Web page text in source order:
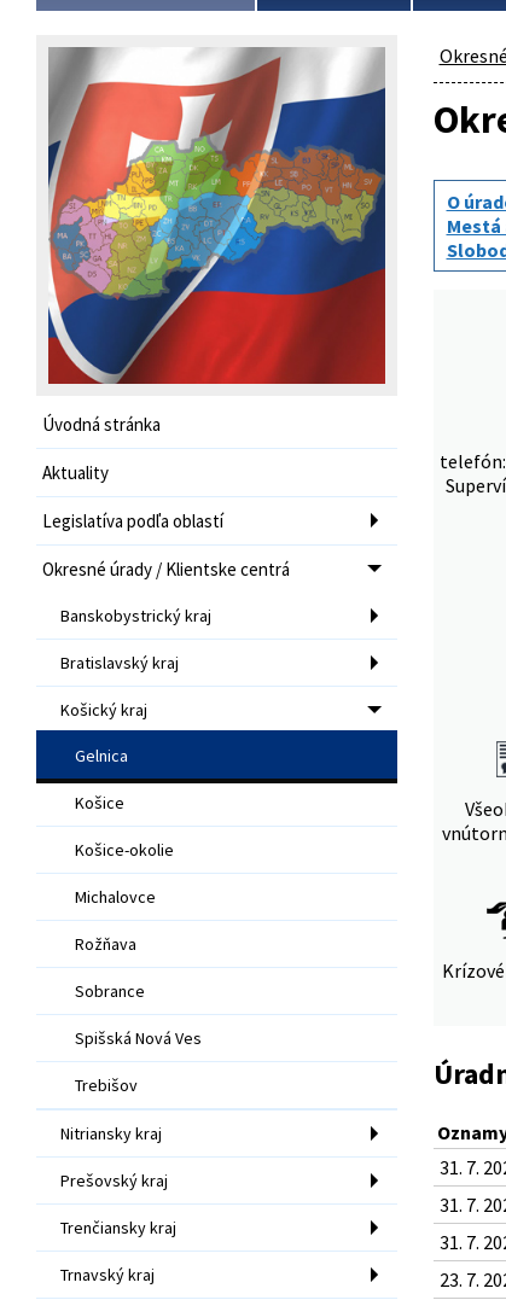
Úvodná stránka
Aktuality
Legislatíva podľa oblastí
Okresné úrady / Klientske centrá
Banskobystrický kraj
Bratislavský kraj
Košický kraj
Gelnica
Košice
Košice-okolie
Michalovce
Rožňava
Sobrance
Spišská Nová Ves
Trebišov
Nitriansky kraj
Prešovský kraj
Trenčiansky kraj
Trnavský kraj
O
Mestá
31. 7.
31. 7.
31. 7.
23. 7.